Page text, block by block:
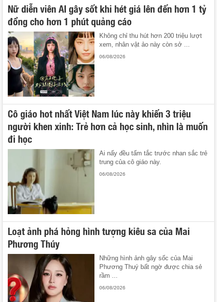
Nữ diễn viên AI gây sốt khi hét giá lên đến hơn 1 tỷ
đồng cho hơn 1 phút quảng cáo
Không chỉ thu hút hơn 200 triệu lượt
xem, nhân vật ảo này còn sở ...
06/08/2026
Cô giáo hot nhất Việt Nam lúc này khiến 3 triệu
người khen xinh: Trẻ hơn cả học sinh, nhìn là muốn
đi học
Ai nấy đều tấm tắc trước nhan sắc trẻ
trung của cô giáo này.
06/08/2026
Loạt ảnh phá hỏng hình tượng kiêu sa của Mai
Phương Thúy
Những hình ảnh gây sốc của Mai
Phương Thuý bất ngờ được chia sẻ
rầm ...
06/08/2026